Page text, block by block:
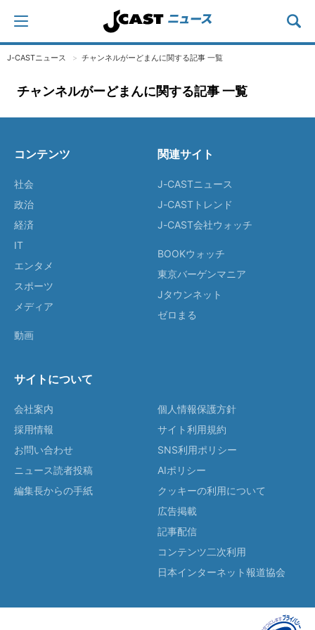
J-CASTニュース チャンネルがーどまんに関する記事 一覧
チャンネルがーどまんに関する記事 一覧
コンテンツ
社会
政治
経済
IT
エンタメ
スポーツ
メディア
動画
関連サイト
J-CASTニュース
J-CASTトレンド
J-CAST会社ウォッチ
BOOKウォッチ
東京バーゲンマニア
Jタウンネット
ゼロまる
サイトについて
会社案内
採用情報
お問い合わせ
ニュース読者投稿
編集長からの手紙
個人情報保護方針
サイト利用規約
SNS利用ポリシー
AIポリシー
クッキーの利用について
広告掲載
記事配信
コンテンツ二次利用
日本インターネット報道協会